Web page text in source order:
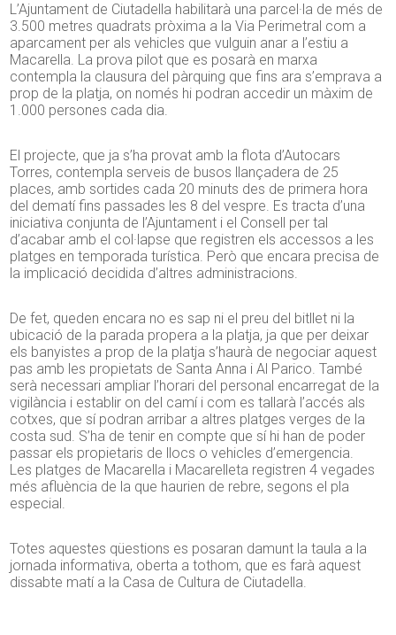
L’Ajuntament de Ciutadella habilitarà una parcel·la de més de
3.500 metres quadrats pròxima a la Via Perimetral com a
aparcament per als vehicles que vulguin anar a l’estiu a
Macarella. La prova pilot que es posarà en marxa
contempla la clausura del pàrquing que fins ara s’emprava a
prop de la platja, on només hi podran accedir un màxim de
1.000 persones cada dia.
El projecte, que ja s’ha provat amb la flota d’Autocars
Torres, contempla serveis de busos llançadera de 25
places, amb sortides cada 20 minuts des de primera hora
del dematí fins passades les 8 del vespre. Es tracta d’una
iniciativa conjunta de l’Ajuntament i el Consell per tal
d’acabar amb el col·lapse que registren els accessos a les
platges en temporada turística. Però que encara precisa de
la implicació decidida d’altres administracions.
De fet, queden encara no es sap ni el preu del bitllet ni la
ubicació de la parada propera a la platja, ja que per deixar
els banyistes a prop de la platja s’haurà de negociar aquest
pas amb les propietats de Santa Anna i Al Parico. També
serà necessari ampliar l’horari del personal encarregat de la
vigilància i establir on del camí i com es tallarà l’accés als
cotxes, que sí podran arribar a altres platges verges de la
costa sud. S’ha de tenir en compte que sí hi han de poder
passar els propietaris de llocs o vehicles d’emergencia.
Les platges de Macarella i Macarelleta registren 4 vegades
més afluència de la que haurien de rebre, segons el pla
especial.
Totes aquestes qüestions es posaran damunt la taula a la
jornada informativa, oberta a tothom, que es farà aquest
dissabte matí a la Casa de Cultura de Ciutadella.